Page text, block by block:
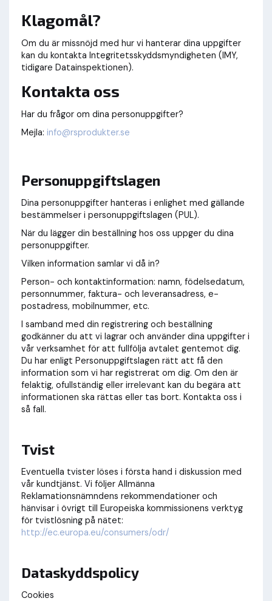
Klagomål?
Om du är missnöjd med hur vi hanterar dina uppgifter
kan du kontakta Integritetsskyddsmyndigheten (IMY,
tidigare Datainspektionen).
Kontakta oss
Har du frågor om dina personuppgifter?
Mejla: info@rsprodukter.se
Personuppgiftslagen
Dina personuppgifter hanteras i enlighet med gällande
bestämmelser i personuppgiftslagen (PUL).
När du lägger din beställning hos oss uppger du dina
personuppgifter.
Vilken information samlar vi då in?
Person- och kontaktinformation: namn, födelsedatum,
personnummer, faktura- och leveransadress, e-
postadress, mobilnummer, etc.
I samband med din registrering och beställning
godkänner du att vi lagrar och använder dina uppgifter i
vår verksamhet för att fullfölja avtalet gentemot dig.
Du har enligt Personuppgiftslagen rätt att få den
information som vi har registrerat om dig. Om den är
felaktig, ofullständig eller irrelevant kan du begära att
informationen ska rättas eller tas bort. Kontakta oss i
så fall.
Tvist
Eventuella tvister löses i första hand i diskussion med
vår kundtjänst. Vi följer Allmänna
Reklamationsnämndens rekommendationer och
hänvisar i övrigt till Europeiska kommissionens verktyg
för tvistlösning på nätet:
http://ec.europa.eu/consumers/odr/
Dataskyddspolicy
Cookies